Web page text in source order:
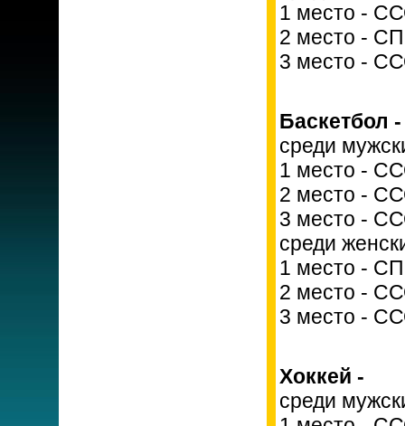
1 место -
2 место -
3 место -
Баскетбол -
среди
1 место -
2 место -
3 место -
среди
1 место -
2 место -
3 место -
Хоккей -
среди